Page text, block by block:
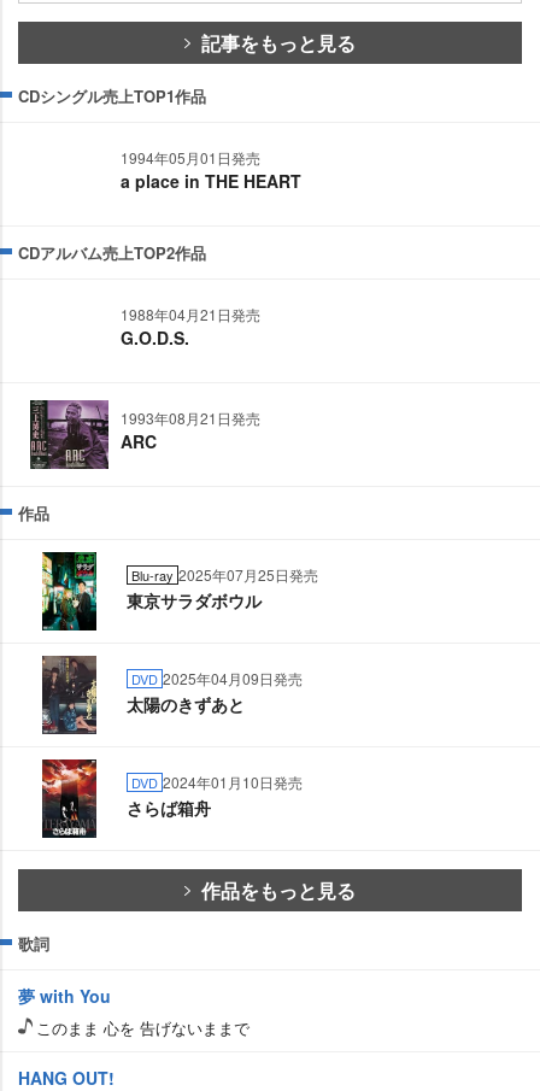
記事をもっと見る
CDシングル売上TOP1作品
1994年05月01日発売
a place in THE HEART
CDアルバム売上TOP2作品
1988年04月21日発売
G.O.D.S.
1993年08月21日発売
ARC
作品
Blu-ray 2025年07月25日発売
東京サラダボウル
DVD 2025年04月09日発売
太陽のきずあと
DVD 2024年01月10日発売
さらば箱舟
作品をもっと見る
歌詞
夢 with You
このまま 心を 告げないままで
HANG OUT!